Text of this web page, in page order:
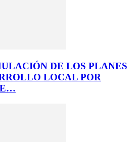
DE LOS PLANES
LOCAL POR